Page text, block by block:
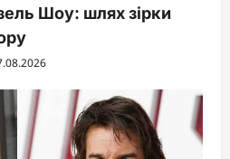
Шоу: шлях зірки